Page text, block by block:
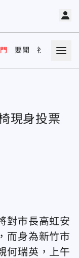
要聞 社會 娛樂
現身投票
對市長高虹安
而身為新竹市
何瑞英，上午